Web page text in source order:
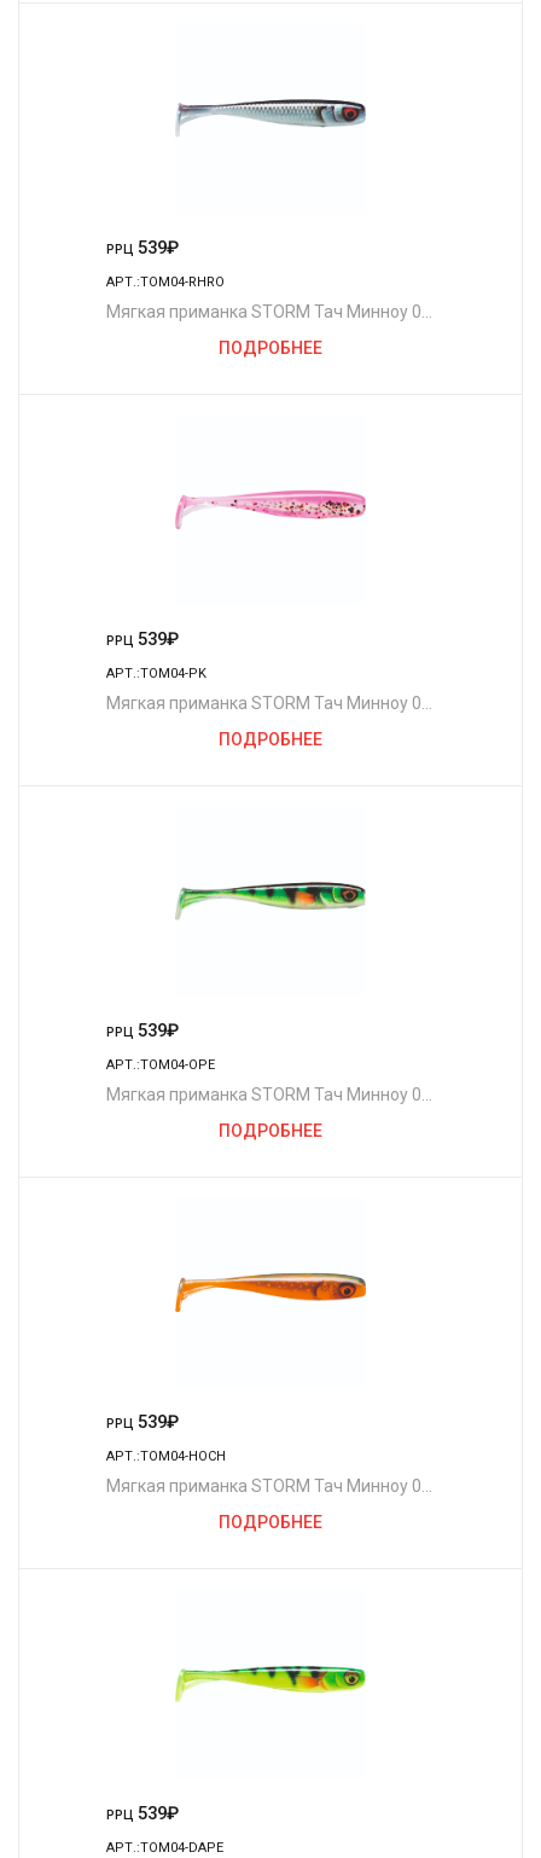
РРЦ 539₽
АРТ.:TOM04-RHRO
Мягкая приманка STORM Тач Минноу 04
ПОДРОБНЕЕ
РРЦ 539₽
АРТ.:TOM04-PK
Мягкая приманка STORM Тач Минноу 04
ПОДРОБНЕЕ
РРЦ 539₽
АРТ.:TOM04-OPE
Мягкая приманка STORM Тач Минноу 04
ПОДРОБНЕЕ
РРЦ 539₽
АРТ.:TOM04-HOCH
Мягкая приманка STORM Тач Минноу 04
ПОДРОБНЕЕ
РРЦ 539₽
АРТ.:TOM04-DAPE